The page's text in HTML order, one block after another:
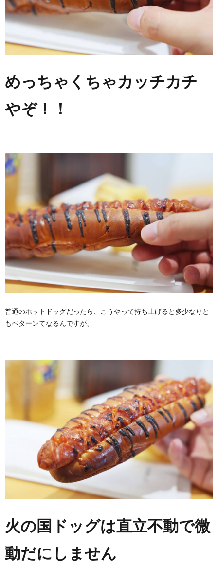
めっちゃくちゃカッチカチ
やぞ！！
普通のホットドッグだったら、こうやって持ち上げると多少なりと
もペターンてなるんですが、
火の国ドッグは直立不動で微
動だにしません